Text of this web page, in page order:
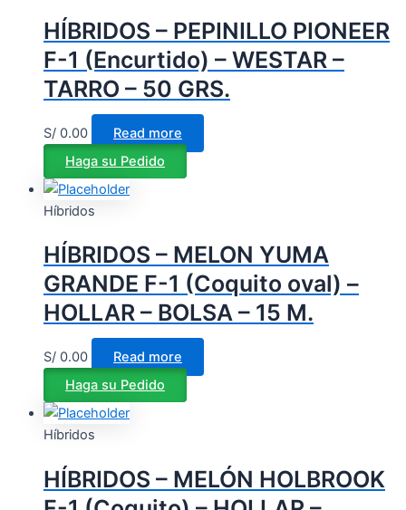
HÍBRIDOS – PEPINILLO PIONEER
F-1 (Encurtido) – WESTAR –
TARRO – 50 GRS.
S/ 0.00
Read more
Haga su Pedido
Híbridos
HÍBRIDOS – MELON YUMA
GRANDE F-1 (Coquito oval) –
HOLLAR – BOLSA – 15 M.
S/ 0.00
Read more
Haga su Pedido
Híbridos
HÍBRIDOS – MELÓN HOLBROOK